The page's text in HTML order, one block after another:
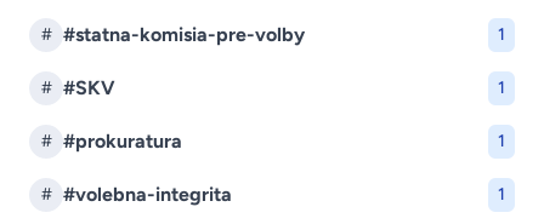
# #statna-komisia-pre-volby 1
# #SKV 1
# #prokuratura 1
# #volebna-integrita 1